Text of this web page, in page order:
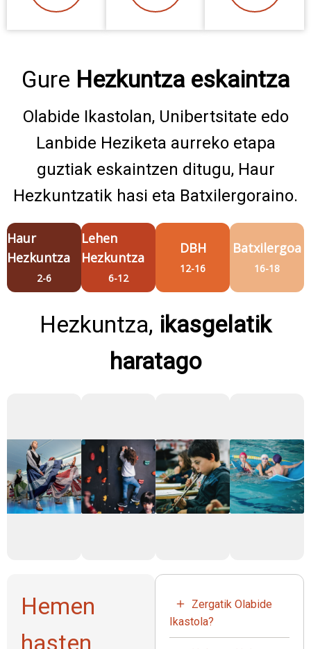
Gure Hezkuntza eskaintza
Olabide Ikastolan, Unibertsitate edo
Lanbide Heziketa aurreko etapa
guztiak eskaintzen ditugu, Haur
Hezkuntzatik hasi eta Batxilergoraino.
Haur
Hezkuntza
2-6
Lehen
Hezkuntza
6-12
DBH
12-16
Batxilergoa
16-18
Hezkuntza, ikasgelatik
haratago
Hemen
hasten
Zergatik Olabide
Ikastola?